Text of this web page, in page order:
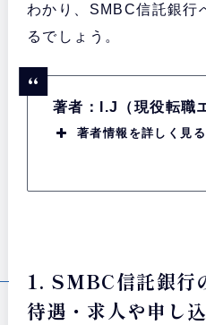
わかり、SMBC信託銀行
るでしょう。
著者：I.J（現役転職
著者情報を詳しく見る
1. SMBC信託銀行
待遇・求人や申し